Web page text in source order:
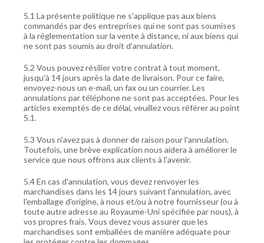
5.1 La présente politique ne s'applique pas aux biens
commandés par des entreprises qui ne sont pas soumises
à la réglementation sur la vente à distance, ni aux biens qui
ne sont pas soumis au droit d'annulation.
5.2 Vous pouvez résilier votre contrat à tout moment,
jusqu'à 14 jours après la date de livraison. Pour ce faire,
envoyez-nous un e-mail, un fax ou un courrier. Les
annulations par téléphone ne sont pas acceptées. Pour les
articles exemptés de ce délai, veuillez vous référer au point
5.1.
5.3 Vous n'avez pas à donner de raison pour l'annulation.
Toutefois, une brève explication nous aidera à améliorer le
service que nous offrons aux clients à l'avenir.
5.4 En cas d'annulation, vous devez renvoyer les
marchandises dans les 14 jours suivant l'annulation, avec
l'emballage d'origine, à nous et/ou à notre fournisseur (ou à
toute autre adresse au Royaume-Uni spécifiée par nous), à
vos propres frais. Vous devez vous assurer que les
marchandises sont emballées de manière adéquate pour